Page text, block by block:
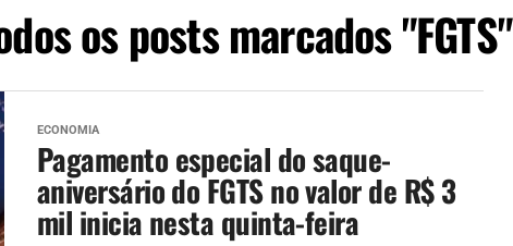
os posts marcados "FGTS"
ECONOMIA
Pagamento especial do saque-
aniversário do FGTS no valor de R$ 3
mil inicia nesta quinta-feira